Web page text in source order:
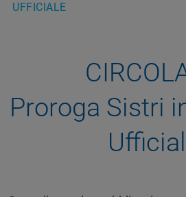
UFFICIALE
Proroga Sistri